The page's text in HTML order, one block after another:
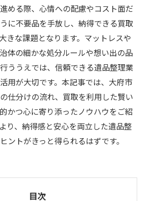
める際、心情への配慮やコスト面だ
に不要品を手放し、納得できる買取
きな課題となります。マットレスや
体の細かな処分ルールや想い出の品
ううえでは、信頼できる遺品整理業
用が大切です。本記事では、大府市
仕分けの流れ、買取を利用した賢い
かつ心に寄り添ったノウハウをご紹
り、納得感と安心を両立した遺品整
ントがきっと得られるはずです。
目次